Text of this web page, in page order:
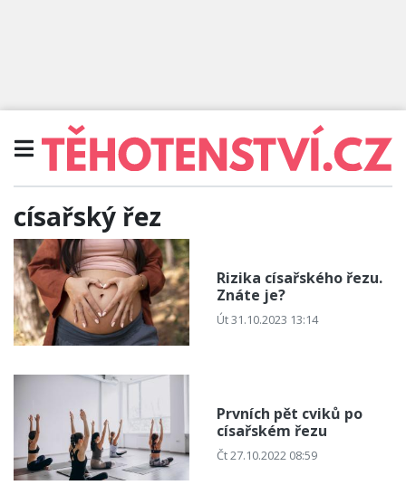
císařský řez
Rizika císařského řezu.
Znáte je?
Út 31.10.2023 13:14
Prvních pět cviků po
císařském řezu
Čt 27.10.2022 08:59